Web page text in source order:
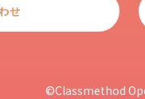
せ
©Classmethod